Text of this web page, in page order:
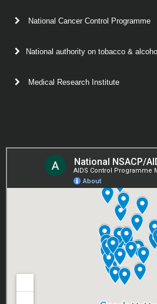
National Cancer Control Programme
National authority on tobacco & alcohol
Medical Research Institute